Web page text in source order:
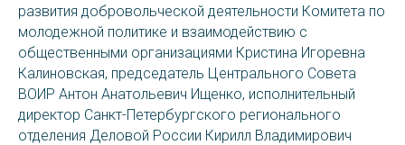
развития добровольческой деятельности Комитета по
молодежной политике и взаимодействию с
общественными организациями Кристина Игоревна
Калиновская, председатель Центрального Совета
ВОИР Антон Анатольевич Ищенко, исполнительный
директор Санкт-Петербургского регионального
отделения Деловой России Кирилл Владимирович